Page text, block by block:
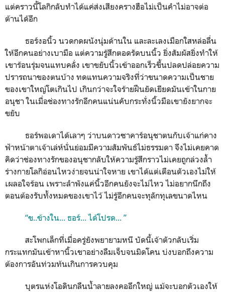
แต่คราวนี้โลกิกลับทำได้แค่ส่งเสียงครางฮือไม่เป็นคำไม่อาจต่อ
ต้านได้อีก
ธอร์งอนิ้ว นวดกดผนังนุ่มด้านใน และละเลงเมือกใสหล่อลื่น
ให้อีกคนอย่างเบามือ แต่ความรู้สึกตอดรัดบนนิ้ว ยิ่งสัมผัสยิ่งทำให้
เขาร้อนรุ่มจนแทบคลั่ง เขาขยับนิ้วเข้าออกเร็วขึ้นปลดปล่อยความ
ปรารถนาของตนบ้าง ทดแทนความจริงที่ว่าขนาดความเป็นชาย
ของเขาใหญ่โตเกินไป เกินกว่าจะใจร้ายฝืนยัดเยียดมันเข้าในกาย
อนุชา ในเมื่อช่องทางรักอีกคนแน่นคับกระทั่งนิ้วมือเขายังยากจะ
ขยับ
ธอร์พอเดาได้เลาๆ ว่าบนดาวซาคาร์อนุชาตนกับเจ้าแก่คาง
ฟ้าหน้าตาเจ้าเล่ห์นั่นย่อมมีความสัมพันธ์ไม่ธรรมดา จึงไม่เคยคาด
คิดว่าช่องทางรักของอนุชากลับให้ความรู้สึกราวไม่เคยถูกล่วงล้ำ
ร่างกายโลกิอ่อนไหวง่ายจนน่าใจหาย เขาได้แต่เตือนตัวเองไม่ให้
เผลอใจร้อน เพราะลำพังแค่นิ้วอีกคนยังจะไม่ไหว ไม่อยากนึกถึง
ตอนต้องรับทั้งหมดของเขาไว้ ไม่รู้อีกคนจะทุลักทุเลขนาดไหน
“ข..ข้างใน... ธอร์... ได้โปรด... ”
สะโพกเล็กที่เมื่อครู่ยังพยายามหนี บัดนี้เจ้าตัวกลับเริ่ม
กระแทกมันเข้าหานิ้วเขาอย่างลืมเจ็บจนมิดโคน บ่งบอกถึงความ
ต้องการอันท่วมท้นเกินการควบคุม
บุตรแห่งโอดินกลืนน้ำลายลงคออึกใหญ่ แม้จะบอกตัวเองให้